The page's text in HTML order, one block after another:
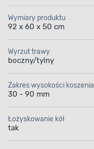
Wymiary produktu
92 x 60 x 50 cm
Wyrzut trawy
boczny/tylny
Zakres wysokości koszenia
30 - 90 mm
Łożyskowanie kół
tak